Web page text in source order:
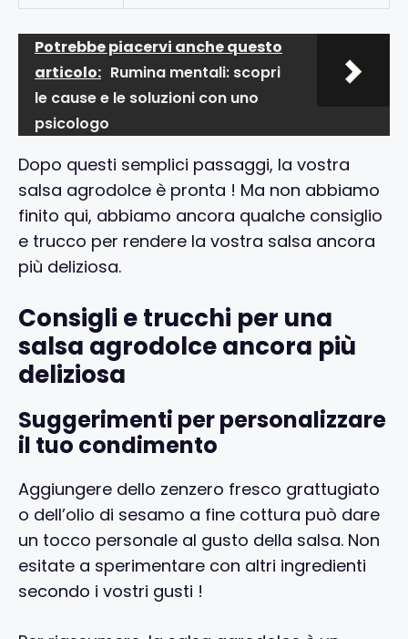
Potrebbe piacervi anche questo
articolo: Rumina mentali: scopri
le cause e le soluzioni con uno
psicologo
Dopo questi semplici passaggi, la vostra
salsa agrodolce è pronta ! Ma non abbiamo
finito qui, abbiamo ancora qualche consiglio
e trucco per rendere la vostra salsa ancora
più deliziosa.
Consigli e trucchi per una
salsa agrodolce ancora più
deliziosa
Suggerimenti per personalizzare
il tuo condimento
Aggiungere dello zenzero fresco grattugiato
o dell’olio di sesamo a fine cottura può dare
un tocco personale al gusto della salsa. Non
esitate a sperimentare con altri ingredienti
secondo i vostri gusti !